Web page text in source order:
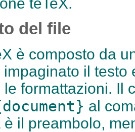
del file
è composto da
impaginato il testo
le formattazioni. Il
al
è il preambolo,